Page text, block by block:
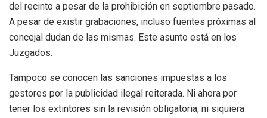
del recinto a pesar de la prohibición en septiembre pasado.
A pesar de existir grabaciones, incluso fuentes próximas al
concejal dudan de las mismas. Este asunto está en los
Juzgados.
Tampoco se conocen las sanciones impuestas a los
gestores por la publicidad ilegal reiterada. Ni ahora por
tener los extintores sin la revisión obligatoria, ni siquiera